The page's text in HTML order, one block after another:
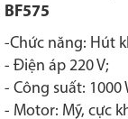
BF575
-Chức năng: Hút
- Điện áp 220 V;
- Công suất: 1000
- Motor: Mỹ, cực